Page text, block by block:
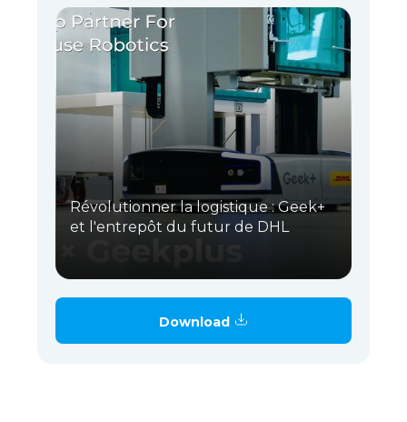
Révolutionner la logistique : Geek+
et l'entrepôt du futur de DHL
Download